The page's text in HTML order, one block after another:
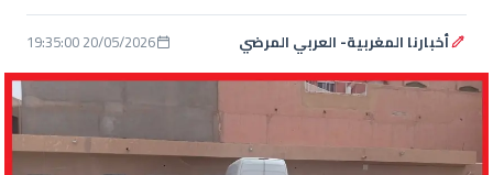
أخبارنا المغربية- العربي المرضي 20/05/2026 19:35:00